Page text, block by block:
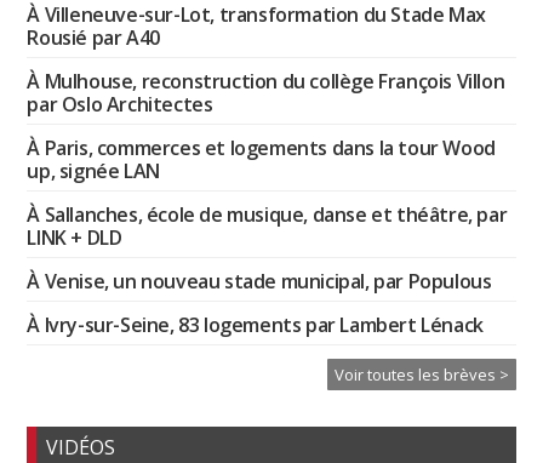
À Villeneuve-sur-Lot, transformation du Stade Max
Rousié par A40
À Mulhouse, reconstruction du collège François Villon
par Oslo Architectes
À Paris, commerces et logements dans la tour Wood
up, signée LAN
À Sallanches, école de musique, danse et théâtre, par
LINK + DLD
À Venise, un nouveau stade municipal, par Populous
À Ivry-sur-Seine, 83 logements par Lambert Lénack
Voir toutes les brèves >
VIDÉOS